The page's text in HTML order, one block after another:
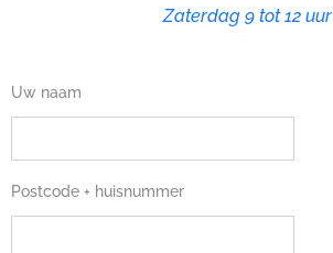
Zaterdag 9 tot 12 uur
Uw naam
Postcode + huisnummer